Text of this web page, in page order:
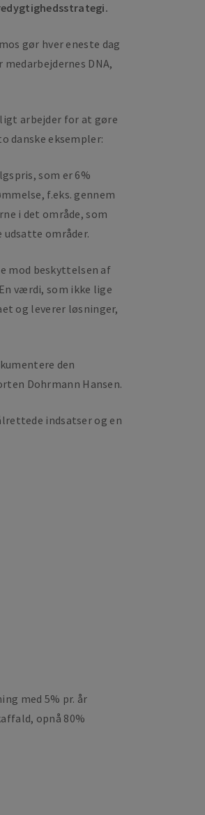
gør hver eneste dag
DNA,
arbejder for at gøre
danske eksempler:
som er 6%
f.eks. gennem
i det område, som
områder.
mod beskyttelsen af
værdi, som ikke lige
og leverer løsninger,
den
Dohrmann Hansen.
indsatser og en
med 5% pr. år
opnå 80%